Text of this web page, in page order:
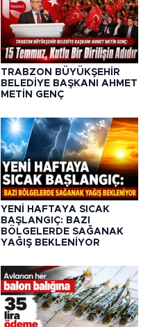
TRABZON BÜYÜKŞEHİR
BELEDİYE BAŞKANI AHMET
METİN GENÇ
YENİ HAFTAYA SICAK
BAŞLANGIÇ: BAZI
BÖLGELERDE SAĞANAK
YAĞIŞ BEKLENİYOR